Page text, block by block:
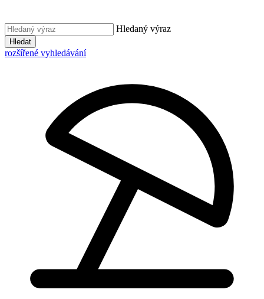
Hledaný výraz
Hledat
rozšířené vyhledávání